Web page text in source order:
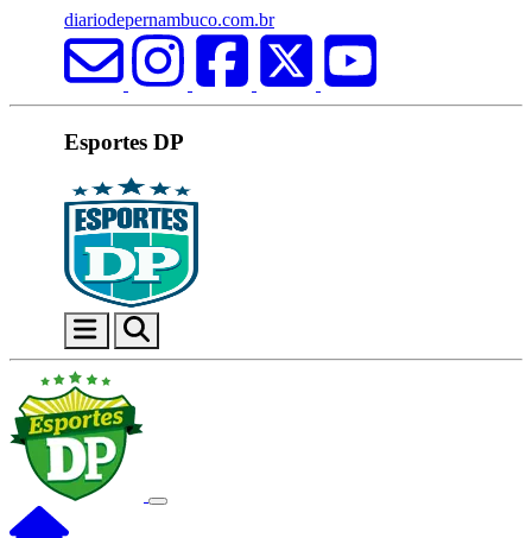
diariodepernambuco.com.br
Esportes DP